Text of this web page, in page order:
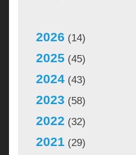
2026 (14)
2025 (45)
2024 (43)
2023 (58)
2022 (32)
2021 (29)